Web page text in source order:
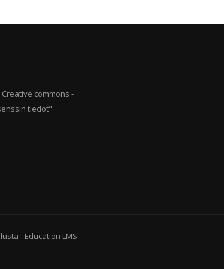
commons -
tiedot"
- Education LMS